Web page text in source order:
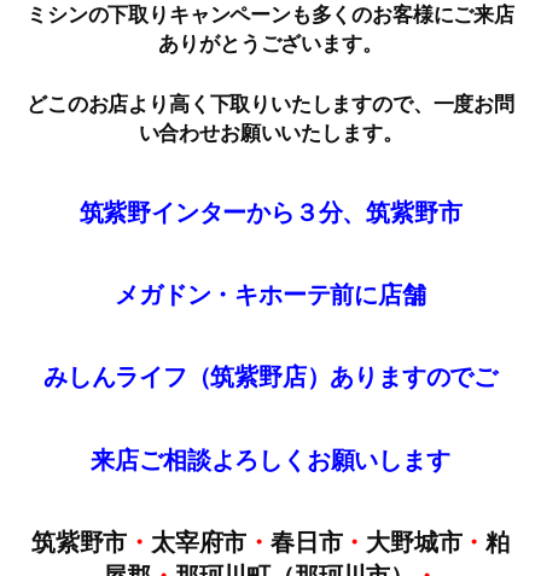
ミシンの下取りキャンペーンも多くのお客様にご来店
ありがとうございます。
どこのお店より高く下取りいたしますので、一度お問
い合わせお願いいたします。
筑紫野インターから３分、筑紫野市
メガドン・キホーテ前に店舗
みしんライフ（筑紫野店）ありますのでご
来店ご相談よろしくお願いします
筑紫野市 ・ 太宰府市 ・ 春日市・ 大野城市・粕